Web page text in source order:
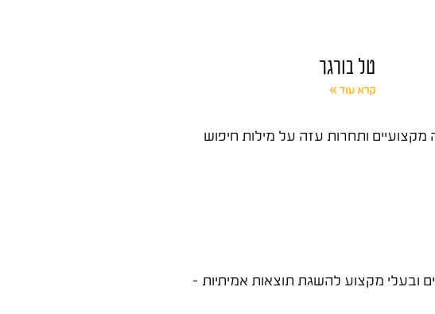
טל בורגר
קרא עוד »
מקצועיים ותחרות עזה על מילות חיפוש
ובעלי מקצוע להשגת תוצאות אמיתיות –